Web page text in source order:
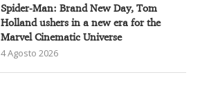
Spider-Man: Brand New Day, Tom
Holland ushers in a new era for the
Marvel Cinematic Universe
4 Agosto 2026